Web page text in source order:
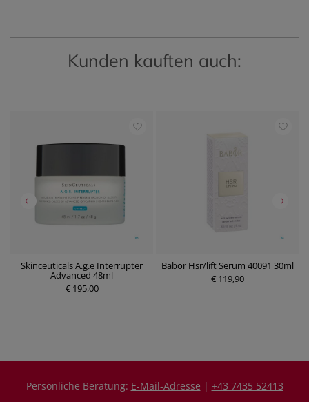
Kunden kauften auch:
Skinceuticals A.g.e Interrupter
Advanced 48ml
€ 195,00
Babor Hsr/lift Serum 40091 30ml
€ 119,90
Persönliche Beratung: E-Mail-Adresse | +43 7435 52413